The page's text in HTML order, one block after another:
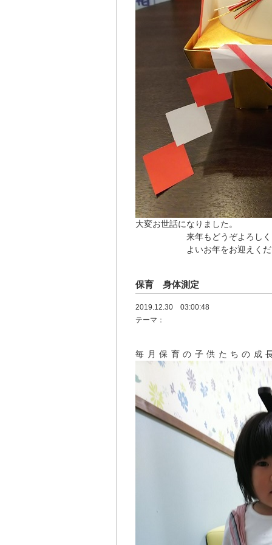
大変お世話になりました。
来年もどうぞよろしくお
よいお年をお迎えくださ
保育 身体測定
2019.12.30 03:00:48
テーマ：
毎月保育の子供たちの成